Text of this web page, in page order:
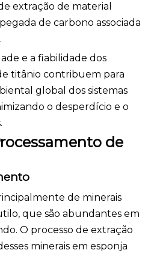
extração de material
de carbono associada
e a fiabilidade dos
titânio contribuem para
global dos sistemas
o desperdício e o
de
de minerais
que são abundantes em
O processo de extração
minerais em esponja